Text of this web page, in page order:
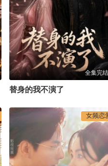
全集完结
替身的我不演了
女频恋